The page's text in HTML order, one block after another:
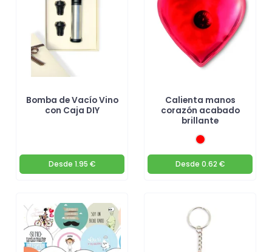
Bomba de Vacío Vino
con Caja DIY
Desde 1.95 €
Calienta manos
corazón acabado
brillante
Desde 0.62 €